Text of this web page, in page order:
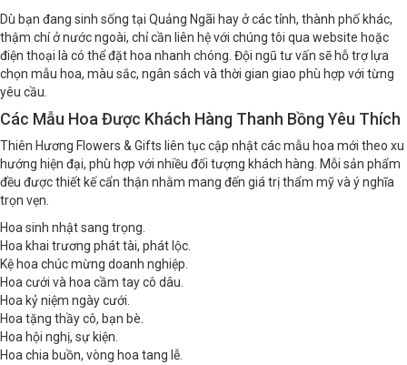
Dù bạn đang sinh sống tại Quảng Ngãi hay ở các tỉnh, thành phố khác,
thậm chí ở nước ngoài, chỉ cần liên hệ với chúng tôi qua website hoặc
điện thoại là có thể đặt hoa nhanh chóng. Đội ngũ tư vấn sẽ hỗ trợ lựa
chọn mẫu hoa, màu sắc, ngân sách và thời gian giao phù hợp với từng
yêu cầu.
Các Mẫu Hoa Được Khách Hàng Thanh Bồng Yêu Thích
Thiên Hương Flowers & Gifts liên tục cập nhật các mẫu hoa mới theo xu
hướng hiện đại, phù hợp với nhiều đối tượng khách hàng. Mỗi sản phẩm
đều được thiết kế cẩn thận nhằm mang đến giá trị thẩm mỹ và ý nghĩa
trọn vẹn.
Hoa sinh nhật sang trọng.
Hoa khai trương phát tài, phát lộc.
Kệ hoa chúc mừng doanh nghiệp.
Hoa cưới và hoa cầm tay cô dâu.
Hoa kỷ niệm ngày cưới.
Hoa tặng thầy cô, bạn bè.
Hoa hội nghị, sự kiện.
Hoa chia buồn, vòng hoa tang lễ.